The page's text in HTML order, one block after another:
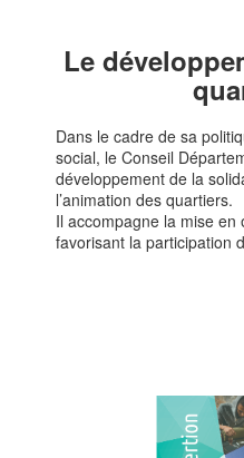
Le
Dans le cadre de sa
social, le Conseil
développement de la
l’animation des quartiers.
Il accompagne la mise
favorisant la participation